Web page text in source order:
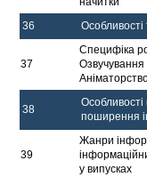
36
37
Специфіка
Озвучування
38
Особливості
поширення
39
Жанри
у випусках